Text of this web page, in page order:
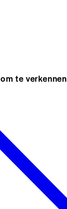
te verkennen